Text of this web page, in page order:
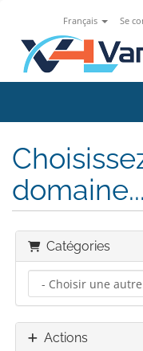
Français Se
domaine...
Catégories
Actions